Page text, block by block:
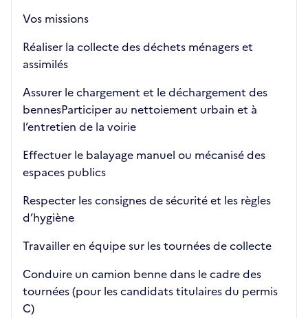
Vos missions
Réaliser la collecte des déchets ménagers et
assimilés
Assurer le chargement et le déchargement des
bennesParticiper au nettoiement urbain et à
l’entretien de la voirie
Effectuer le balayage manuel ou mécanisé des
espaces publics
Respecter les consignes de sécurité et les règles
d’hygiène
Travailler en équipe sur les tournées de collecte
Conduire un camion benne dans le cadre des
tournées (pour les candidats titulaires du permis
C)